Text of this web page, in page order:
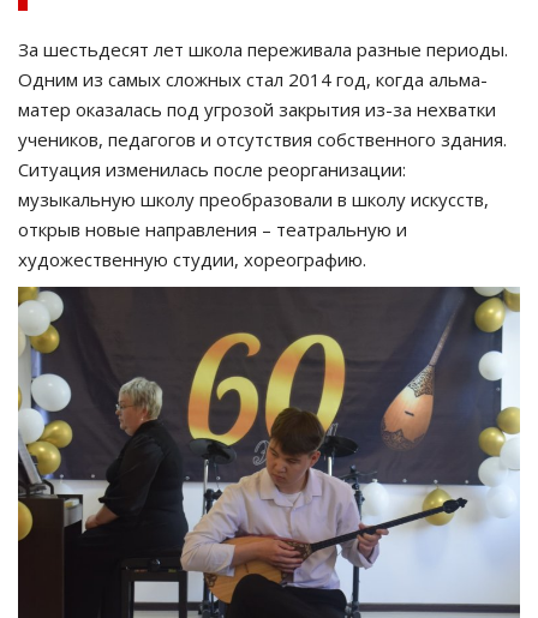
За шестьдесят лет школа переживала разные периоды.
Одним из самых сложных стал 2014 год, когда альма-
матер оказалась под угрозой закрытия из-за нехватки
учеников, педагогов и отсутствия собственного здания.
Ситуация изменилась после реорганизации:
музыкальную школу преобразовали в школу искусств,
открыв новые направления – театральную и
художественную студии, хореографию.